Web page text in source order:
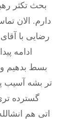
بحث تکثر
دارم. الان
رضایی با
ادامه
بسط بدهیم
تر بشه آسیب
گسترده
اتی هم